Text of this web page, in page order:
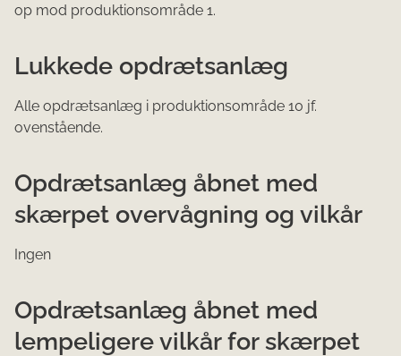
op mod produktionsområde 1.
​Lukkede opdrætsanlæg
Alle opdrætsanlæg i produktionsområde 10 jf.
ovenstående.
Opdrætsanlæg åbnet med
skærpet overvågning og vilkår
Ingen
Opdrætsanlæg åbnet med
lempeligere vilkår for skærpet